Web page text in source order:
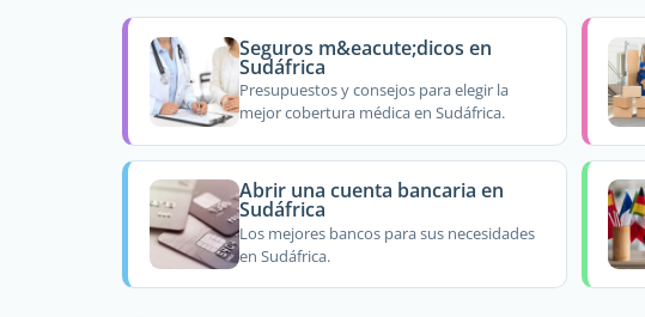
Seguros m&eacute;dicos en
Sudáfrica
Presupuestos y consejos para elegir la
mejor cobertura médica en Sudáfrica.
Abrir una cuenta bancaria en
Sudáfrica
Los mejores bancos para sus necesidades
en Sudáfrica.